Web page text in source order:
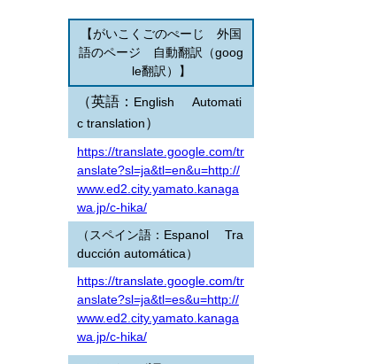
【がいこくごのぺーじ 外国
語のページ 自動翻訳（goog
le翻訳）】
（英語： English
Automati
c translation）
https://translate.google.com/tr
anslate?sl=ja&tl=en&u=http://
www.ed2.city.yamato.kanaga
wa.jp/c-hika/
（スペイン語：Espanol Tra
ducción automática）
https://translate.google.com/tr
anslate?sl=ja&tl=es&u=http://
www.ed2.city.yamato.kanaga
wa.jp/c-hika/